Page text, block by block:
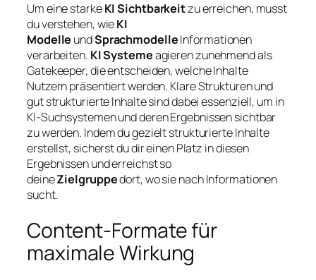
Um eine starkeKI Sichtbarkeitzu erreichen, musst
du verstehen, wieKI
Modelle undSprachmodelleInformationen
verarbeiten. KI Systemeagieren zunehmend als
Gatekeeper, die entscheiden, welche Inhalte
Nutzern präsentiert werden. Klare Strukturen und
gut strukturierte Inhalte sind dabei essenziell, um in
KI-Suchsystemen und deren Ergebnissen sichtbar
zu werden. Indem du gezielt strukturierte Inhalte
erstellst, sicherst du dir einen Platz in diesen
Ergebnissen und erreichst so
deineZielgruppedort, wo sie nach Informationen
sucht.
Content-Formate für
maximale Wirkung